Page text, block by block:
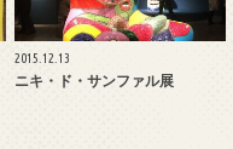
2015.12.13
ニキ・ド・サンファル展